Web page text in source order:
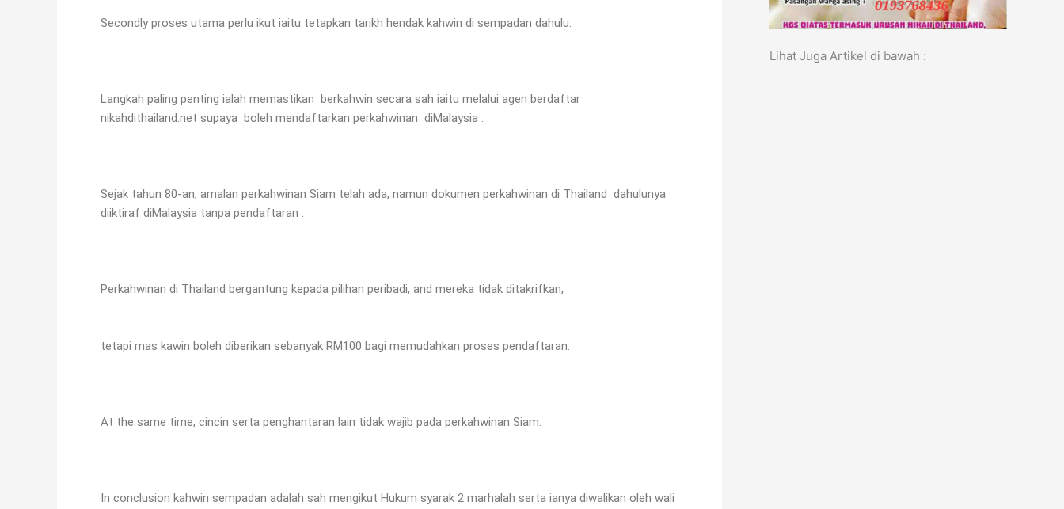
Secondly proses utama perlu ikut iaitu tetapkan tarikh hendak kahwin di sempadan dahulu.
Langkah paling penting ialah memastikan berkahwin secara sah iaitu melalui agen berdaftar
nikahdithailand.net supaya boleh mendaftarkan perkahwinan diMalaysia .
Sejak tahun 80-an, amalan perkahwinan Siam telah ada, namun dokumen perkahwinan di Thailand dahulunya
diiktiraf diMalaysia tanpa pendaftaran .
Perkahwinan di Thailand bergantung kepada pilihan peribadi, and mereka tidak ditakrifkan,
tetapi mas kawin boleh diberikan sebanyak RM100 bagi memudahkan proses pendaftaran.
At the same time, cincin serta penghantaran lain tidak wajib pada perkahwinan Siam.
In conclusion kahwin sempadan adalah sah mengikut Hukum syarak 2 marhalah serta ianya diwalikan oleh wali
Lihat Juga Artikel di bawah :